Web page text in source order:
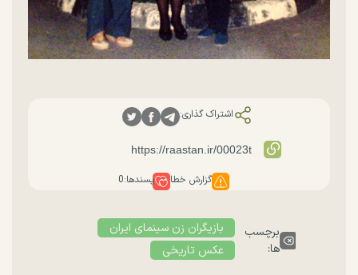
اشتراک گذاری:
گزارش خطا پسندها:0
برچسب
ها:
بازیگران زن سینمای ایران
عکس تاریخی